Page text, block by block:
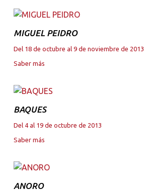
MIGUEL PEIDRO
Del 18 de octubre al 9 de noviembre de 2013
Saber más
BAQUES
Del 4 al 19 de octubre de 2013
Saber más
ANORO